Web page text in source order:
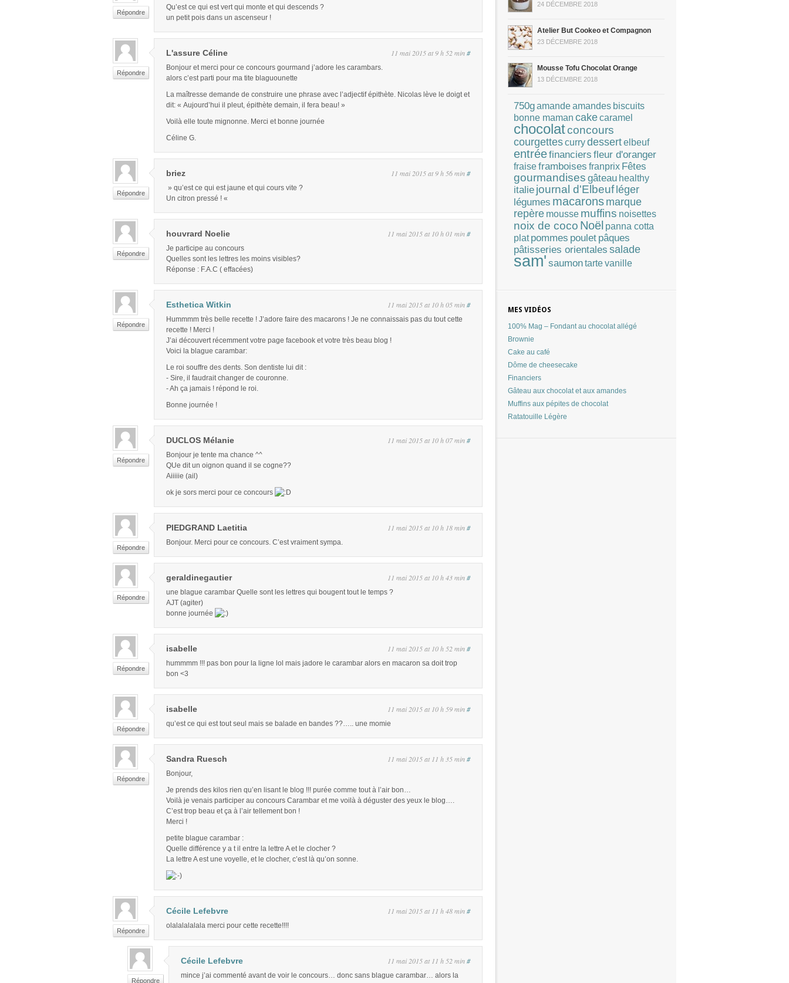
Répondre
Qu’est ce qui est vert qui monte et qui descends ?
un petit pois dans un ascenseur !
Répondre
L'assure Céline 11 mai 2015 at 9 h 52 min #
Bonjour et merci pour ce concours gourmand j’adore les carambars.
alors c’est parti pour ma tite blaguounette
La maîtresse demande de construire une phrase avec l’adjectif épithète. Nicolas lève le doigt et
dit: « Aujourd’hui il pleut, épithète demain, il fera beau! »
Voilà elle toute mignonne. Merci et bonne journée
Céline G.
Répondre
briez 11 mai 2015 at 9 h 56 min #
» qu’est ce qui est jaune et qui cours vite ?
Un citron pressé ! «
Répondre
houvrard Noelie 11 mai 2015 at 10 h 01 min #
Je participe au concours
Quelles sont les lettres les moins visibles?
Réponse : F.A.C ( effacées)
Répondre
Esthetica Witkin 11 mai 2015 at 10 h 05 min #
Hummmm très belle recette ! J’adore faire des macarons ! Je ne connaissais pas du tout cette
recette ! Merci !
J’ai découvert récemment votre page facebook et votre très beau blog !
Voici la blague carambar:
Le roi souffre des dents. Son dentiste lui dit :
- Sire, il faudrait changer de couronne.
- Ah ça jamais ! répond le roi.
Bonne journée !
Répondre
DUCLOS Mélanie 11 mai 2015 at 10 h 07 min #
Bonjour je tente ma chance ^^
QUe dit un oignon quand il se cogne??
Aiiiiie (ail)
ok je sors merci pour ce concours
Répondre
PIEDGRAND Laetitia 11 mai 2015 at 10 h 18 min #
Bonjour. Merci pour ce concours. C’est vraiment sympa.
Répondre
geraldinegautier 11 mai 2015 at 10 h 43 min #
une blague carambar Quelle sont les lettres qui bougent tout le temps ?
AJT (agiter)
bonne journée
Répondre
isabelle 11 mai 2015 at 10 h 52 min #
hummmm !!! pas bon pour la ligne lol mais jadore le carambar alors en macaron sa doit trop
bon <3
Répondre
isabelle 11 mai 2015 at 10 h 59 min #
qu’est ce qui est tout seul mais se balade en bandes ??….. une momie
Répondre
Sandra Ruesch 11 mai 2015 at 11 h 35 min #
Bonjour,
Je prends des kilos rien qu’en lisant le blog !!! purée comme tout à l’air bon…
Voilà je venais participer au concours Carambar et me voilà à déguster des yeux le blog….
C’est trop beau et ça à l’air tellement bon !
Merci !
petite blague carambar :
Quelle différence y a t il entre la lettre A et le clocher ?
La lettre A est une voyelle, et le clocher, c’est là qu’on sonne.
Répondre
Cécile Lefebvre 11 mai 2015 at 11 h 48 min #
olalalalalala merci pour cette recette!!!!
Répondre
Cécile Lefebvre 11 mai 2015 at 11 h 52 min #
mince j’ai commenté avant de voir le concours… donc sans blague carambar… alors la
24 DÉCEMBRE 2018
Atelier But Cookeo et Compagnon
23 DÉCEMBRE 2018
Mousse Tofu Chocolat Orange
13 DÉCEMBRE 2018
750gamandeamandes biscuits
bonne maman cakecaramel
chocolatconcours
courgettescurrydessertelbeuf
entréefinanciers fleur d'oranger
fraiseframboises franprix Fêtes
gourmandises gâteau healthy
italie journal d'Elbeuf léger
légumes macarons marque
repère mousse muffins noisettes
noix de coco Noël panna cotta
plat pommes poulet pâques
pâtisseries orientales salade
sam' saumontartevanille
MES VIDÉOS
100% Mag – Fondant au chocolat allégé
Brownie
Cake au café
Dôme de cheesecake
Financiers
Gâteau aux chocolat et aux amandes
Muffins aux pépites de chocolat
Ratatouille Légère